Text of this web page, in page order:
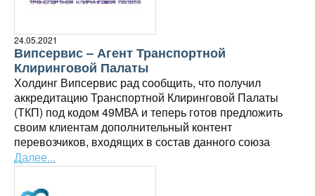
Випсервис – Агент Транспортной
Клиринговой Палаты
Холдинг Випсервис рад сообщить, что получил
аккредитацию Транспортной Клиринговой Палаты
(ТКП) под кодом 49МВА и теперь готов предложить
своим клиентам дополнительный контент
перевозчиков, входящих в состав данного союза
24.05.2021
Далее...